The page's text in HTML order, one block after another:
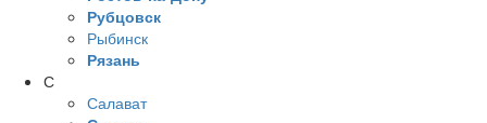
Рубцовск
Рыбинск
Рязань
С
Салават